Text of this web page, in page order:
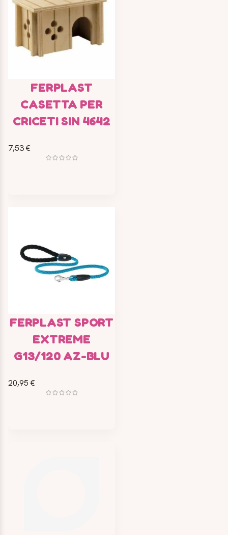
FERPLAST
CASETTA PER
CRICETI SIN 4642
7,53 €
FERPLAST SPORT
EXTREME
G13/120 AZ-BLU
20,95 €